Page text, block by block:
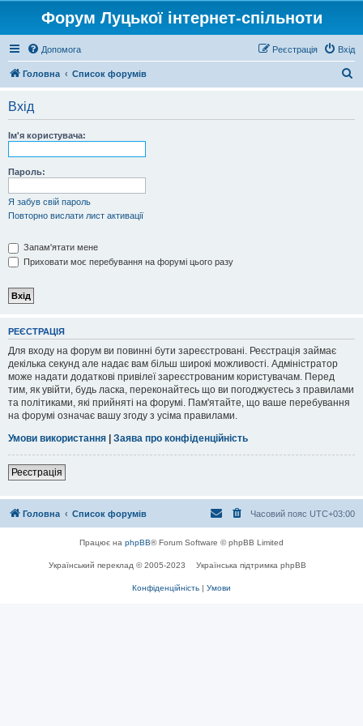
Форум Луцької інтернет-спільноти
Допомога Вхід
Реєстрація
Головна Список форумів
Вхід
Ім'я користувача:
Пароль:
Я забув свій пароль
Повторно вислати лист активації
Запам'ятати мене
Приховати моє перебування на форумі цього разу
РЕЄСТРАЦІЯ
Для входу на форум ви повинні бути зареєстровані. Реєстрація займає
декілька секунд але надає вам більш широкі можливості. Адміністратор
може надати додаткові привілеї зареєстрованим користувачам. Перед
тим, як увійти, будь ласка, переконайтесь що ви погоджуєтесь з правилами
та політиками, які прийняті на форумі. Пам'ятайте, що ваше перебування
на форумі означає вашу згоду з усіма правилами.
Умови використання | Заява про конфіденційність
Реєстрація
Головна Список форумів Часовий пояс UTC+03:00
Працює на phpBB® Forum Software © phpBB Limited
Український переклад © 2005-2023 Українська підтримка phpBB
Конфіденційність | Умови